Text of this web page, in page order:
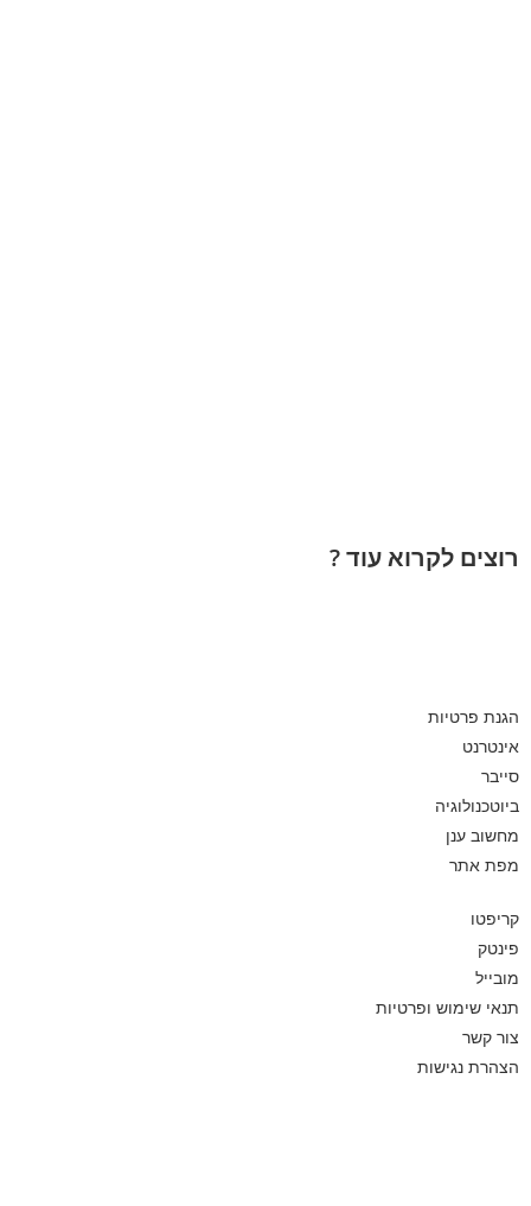
רוצים לקרוא עוד ?
הגנת פרטיות
אינטרנט
סייבר
ביוטכנולוגיה
מחשוב ענן
מפת אתר
קריפטו
פינטק
מובייל
תנאי שימוש ופרטיות
צור קשר
הצהרת נגישות